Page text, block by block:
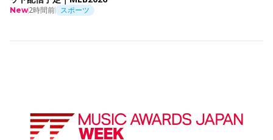
New2時間前 スポーツ